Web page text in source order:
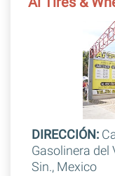
DIRECCIÓN:
Gasolinera del
Sin., Mexico